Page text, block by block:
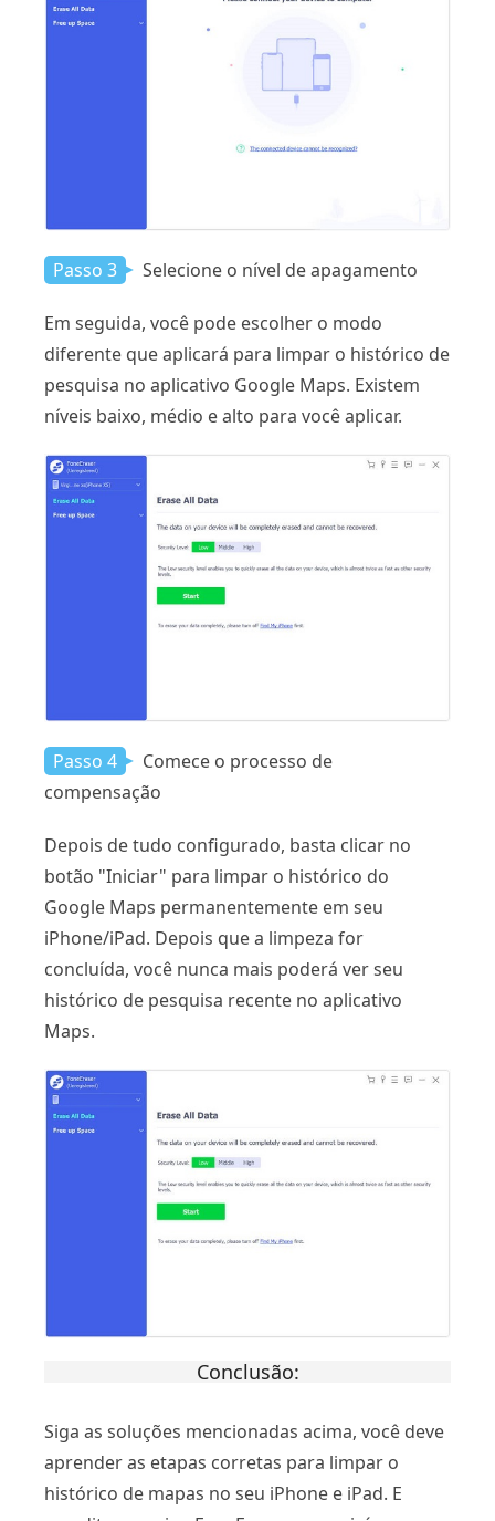
Passo 3 Selecione o nível de apagamento
Em seguida, você pode escolher o modo
diferente que aplicará para limpar o histórico de
pesquisa no aplicativo Google Maps. Existem
níveis baixo, médio e alto para você aplicar.
Passo 4
Comece o processo de
compensação
Depois de tudo configurado, basta clicar no
botão "Iniciar" para limpar o histórico do
Google Maps permanentemente em seu
iPhone/iPad. Depois que a limpeza for
concluída, você nunca mais poderá ver seu
histórico de pesquisa recente no aplicativo
Maps.
Conclusão:
Siga as soluções mencionadas acima, você deve
aprender as etapas corretas para limpar o
histórico de mapas no seu iPhone e iPad. E